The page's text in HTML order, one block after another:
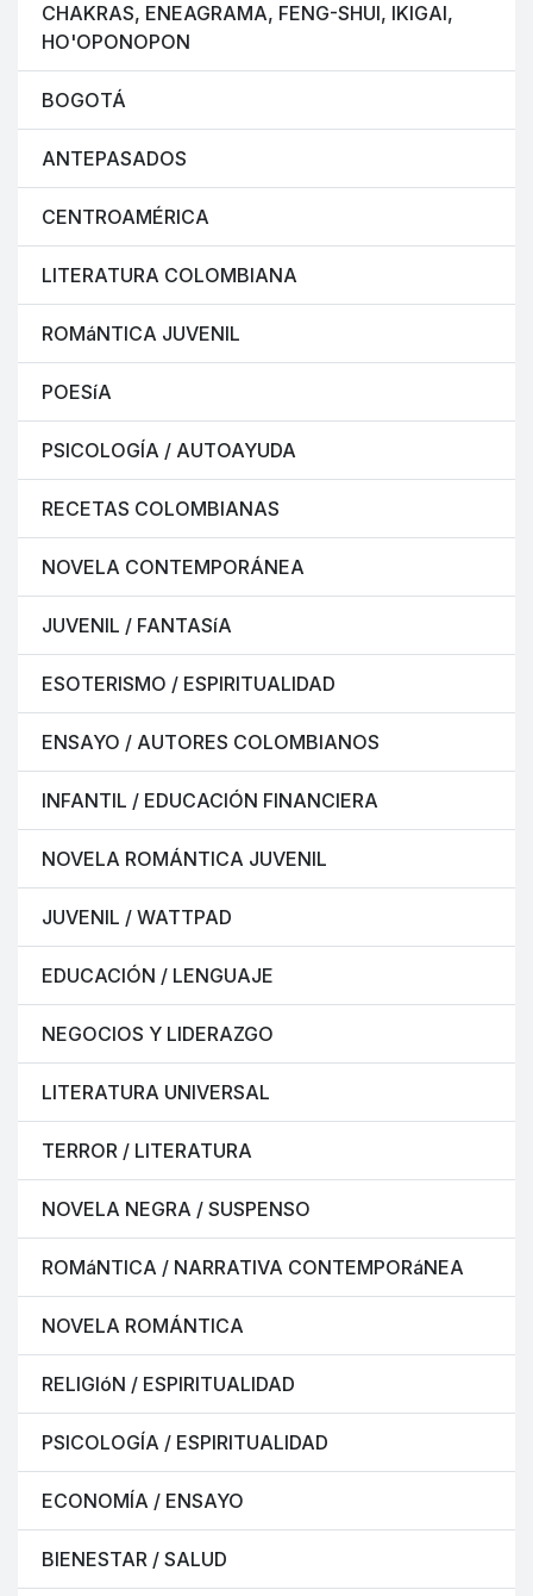
CHAKRAS, ENEAGRAMA, FENG-SHUI, IKIGAI,
HO'OPONOPON
BOGOTÁ
ANTEPASADOS
CENTROAMÉRICA
LITERATURA COLOMBIANA
ROMáNTICA JUVENIL
POESíA
PSICOLOGÍA / AUTOAYUDA
RECETAS COLOMBIANAS
NOVELA CONTEMPORÁNEA
JUVENIL / FANTASíA
ESOTERISMO / ESPIRITUALIDAD
ENSAYO / AUTORES COLOMBIANOS
INFANTIL / EDUCACIÓN FINANCIERA
NOVELA ROMÁNTICA JUVENIL
JUVENIL / WATTPAD
EDUCACIÓN / LENGUAJE
NEGOCIOS Y LIDERAZGO
LITERATURA UNIVERSAL
TERROR / LITERATURA
NOVELA NEGRA / SUSPENSO
ROMáNTICA / NARRATIVA CONTEMPORáNEA
NOVELA ROMÁNTICA
RELIGIóN / ESPIRITUALIDAD
PSICOLOGÍA / ESPIRITUALIDAD
ECONOMÍA / ENSAYO
BIENESTAR / SALUD